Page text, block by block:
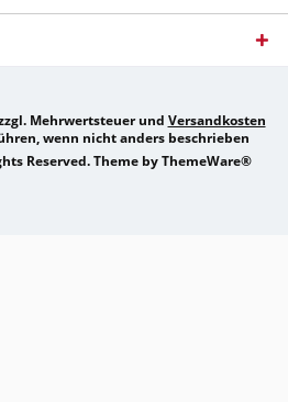
Mehrwertsteuer und Versandkosten
wenn nicht anders beschrieben
Reserved. Theme byThemeWare®